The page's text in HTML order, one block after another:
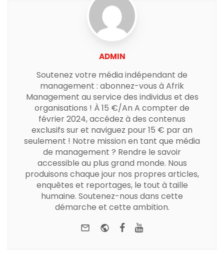
ADMIN
Soutenez votre média indépendant de
management : abonnez-vous à Afrik
Management au service des individus et des
organisations ! À 15 €/An A compter de
février 2024, accédez à des contenus
exclusifs sur et naviguez pour 15 € par an
seulement ! Notre mission en tant que média
de management ? Rendre le savoir
accessible au plus grand monde. Nous
produisons chaque jour nos propres articles,
enquêtes et reportages, le tout à taille
humaine. Soutenez-nous dans cette
démarche et cette ambition.
e-mailWebsiteFacebook